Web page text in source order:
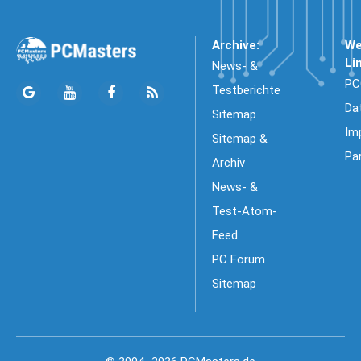
Archive:
News- &
Testberichte
Sitemap
Sitemap &
Archiv
News- &
Test-Atom-
Feed
PC Forum
Sitemap